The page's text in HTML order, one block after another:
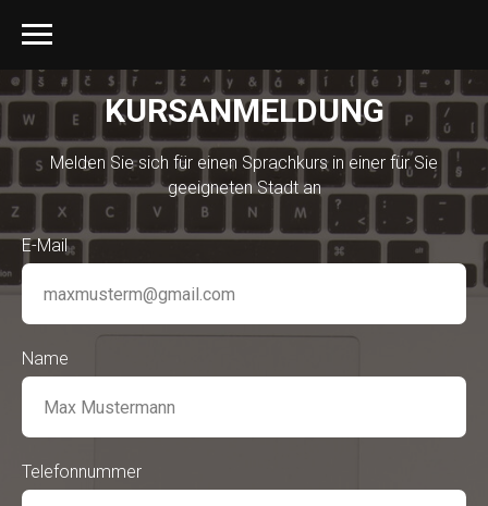
KURSANMELDUNG
Melden Sie sich für einen Sprachkurs in einer für Sie
geeigneten Stadt an
E-Mail
Name
Telefonnummer